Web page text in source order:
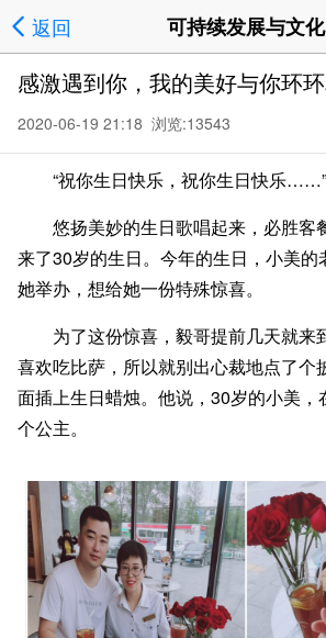
返回 可持续发展与文化
感激遇到你，我的美好与你环
2020-06-19 21:18 浏览:13543
“祝你生日快乐，祝你生日快乐……”
悠扬美妙的生日歌唱起来，必胜客
来了30岁的生日。今年的生日，小美的
她举办，想给她一份特殊惊喜。
为了这份惊喜，毅哥提前几天就来
喜欢吃比萨，所以就别出心裁地点了个
面插上生日蜡烛。他说，30岁的小美，
个公主。